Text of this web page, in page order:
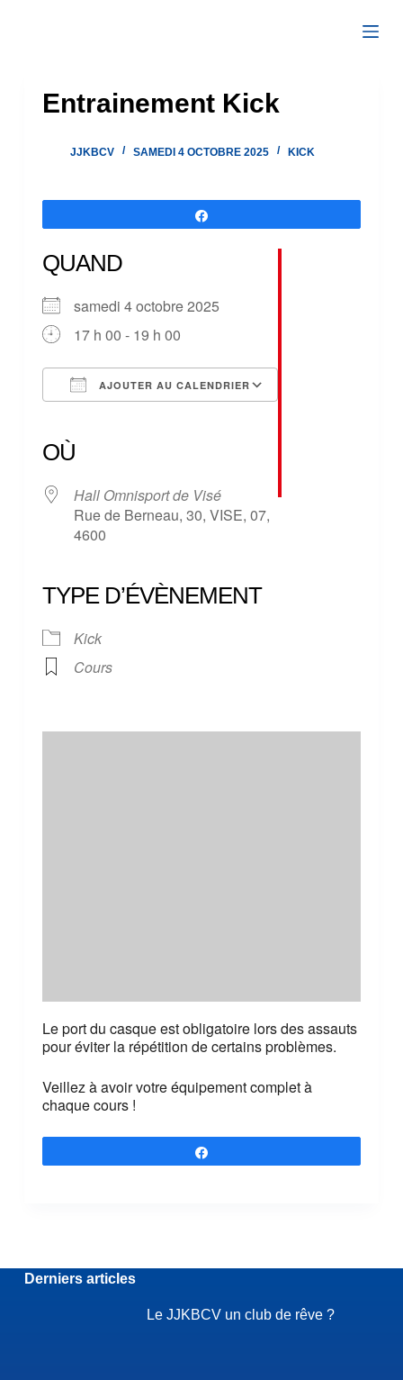
Entrainement Kick
JJKBCV SAMEDI 4 OCTOBRE 2025 KICK
QUAND
samedi 4 octobre 2025
17 h 00 - 19 h 00
AJOUTER AU CALENDRIER
OÙ
Hall Omnisport de Visé
Rue de Berneau, 30, VISE, 07,
4600
TYPE D’ÉVÈNEMENT
Kick
Cours
Le port du casque est obligatoire lors des assauts
pour éviter la répétition de certains problèmes.
Veillez à avoir votre équipement complet à
chaque cours !
Derniers articles
Le JJKBCV un club de rêve ?